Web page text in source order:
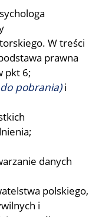
W treści
prawna
pkt 6;
pobrania)i
danych
polskiego,
i